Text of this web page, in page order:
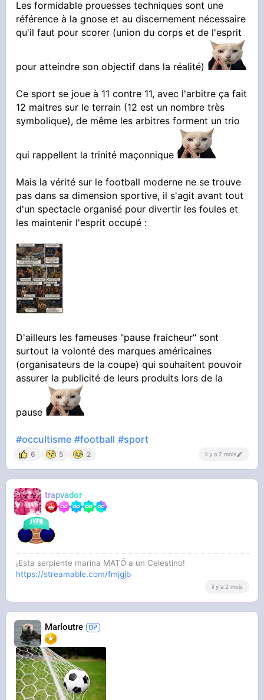
Les formidable prouesses techniques sont une
référence à la gnose et au discernement nécessaire
qu'il faut pour scorer (union du corps et de l'esprit
pour atteindre son objectif dans la réalité)
Ce sport se joue à 11 contre 11, avec l'arbitre ça fait
12 maitres sur le terrain (12 est un nombre très
symbolique), de même les arbitres forment un trio
qui rappellent la trinité maçonnique
Mais la vérité sur le football moderne ne se trouve
pas dans sa dimension sportive, il s'agit avant tout
d'un spectacle organisé pour divertir les foules et
les maintenir l'esprit occupé :
D'ailleurs les fameuses "pause fraicheur" sont
surtout la volonté des marques américaines
(organisateurs de la coupe) qui souhaitent pouvoir
assurer la publicité de leurs produits lors de la
pause
#occultisme #football #sport
6 5 2 il y a 2 mois
trapvador
¡Esta serpiente marina MATÓ a un Celestino!
https://streamable.com/fmjgjb
il y a 2 mois
Marloutre